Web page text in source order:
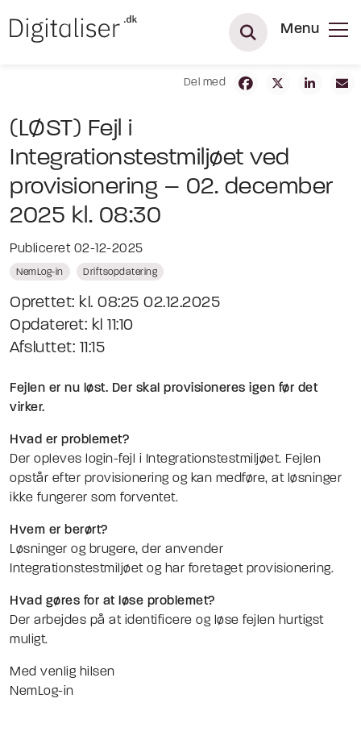
Menu
Del med
(LØST) Fejl i
Integrationstestmiljøet ved
provisionering – 02. december
2025 kl. 08:30
Publiceret 02-12-2025
NemLog-in Driftsopdatering
Oprettet: kl. 08:25 02.12.2025
Opdateret: kl 11:10
Afsluttet: 11:15
Fejlen er nu løst. Der skal provisioneres igen før det
virker.
Hvad er problemet?
Der opleves login-fejl i Integrationstestmiljøet. Fejlen
opstår efter provisionering og kan medføre, at løsninger
ikke fungerer som forventet.
Hvem er berørt?
Løsninger og brugere, der anvender
Integrationstestmiljøet og har foretaget provisionering.
Hvad gøres for at løse problemet?
Der arbejdes på at identificere og løse fejlen hurtigst
muligt.
Med venlig hilsen
NemLog-in